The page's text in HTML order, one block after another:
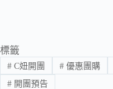
標籤
#C妞開團 #優惠團購
#開團預告